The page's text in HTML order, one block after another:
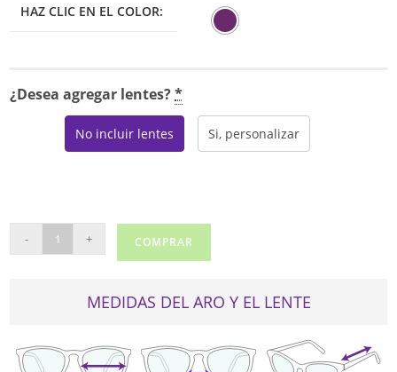
HAZ CLIC EN EL COLOR:
¿Desea agregar lentes?*
No incluir lentes Si, personalizar
SPADE
cantidad
- + COMPRAR
MEDIDAS DEL ARO Y EL LENTE